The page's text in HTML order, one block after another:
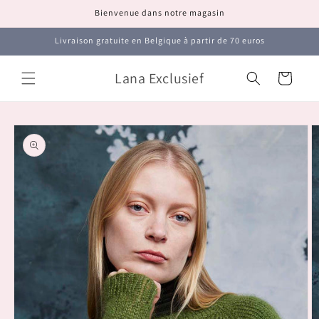
au
contenu
Bienvenue dans notre magasin
Livraison gratuite en Belgique à partir de 70 euros
Lana Exclusief Panier
Passer aux
informations
produits